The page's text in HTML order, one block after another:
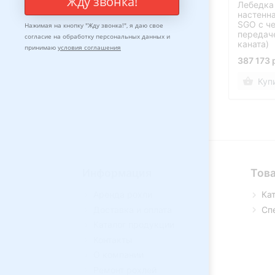
SGO с
каната)
387 173
Нажимая на кнопку "Жду звонка!", я даю свое
согласие на обработку персональных данных и
принимаю условия соглашения